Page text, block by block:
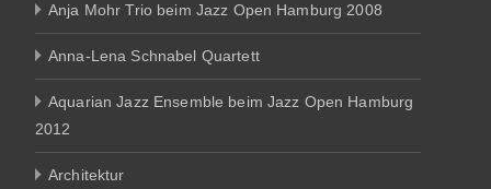
Anja Mohr Trio beim Jazz Open Hamburg 2008
Anna-Lena Schnabel Quartett
Aquarian Jazz Ensemble beim Jazz Open Hamburg
2012
Architektur